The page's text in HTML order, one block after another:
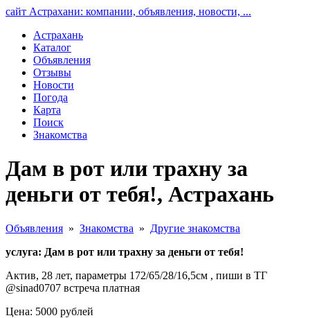
сайт Астрахани: компании, объявления, новости, ...
Астрахань
Каталог
Объявления
Отзывы
Новости
Погода
Карта
Поиск
Знакомства
Дам в рот или трахну за
деньги от тебя!, Астрахань
Объявления » Знакомства » Другие знакомства
услуга: Дам в рот или трахну за деньги от тебя!
Актив, 28 лет, параметры 172/65/28/16,5см , пиши в ТГ
@sinad0707 встреча платная
Цена: 5000 рублей